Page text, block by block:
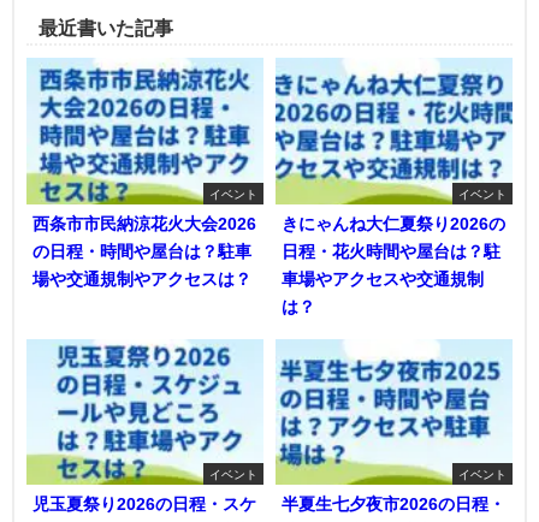
最近書いた記事
イベント
西条市市民納涼花火大会2026
の日程・時間や屋台は？駐車
場や交通規制やアクセスは？
イベント
きにゃんね大仁夏祭り2026の
日程・花火時間や屋台は？駐
車場やアクセスや交通規制
は？
イベント
児玉夏祭り2026の日程・スケ
イベント
半夏生七夕夜市2026の日程・